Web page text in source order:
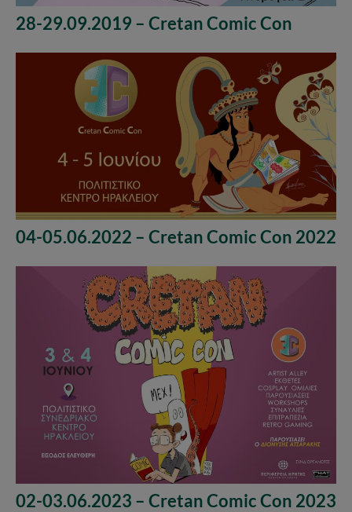
28-29.09.2019 – Cretan Comic Con
04-05.06.2022 – Cretan Comic Con 2022
02-03.06.2023 – Cretan Comic Con 2023